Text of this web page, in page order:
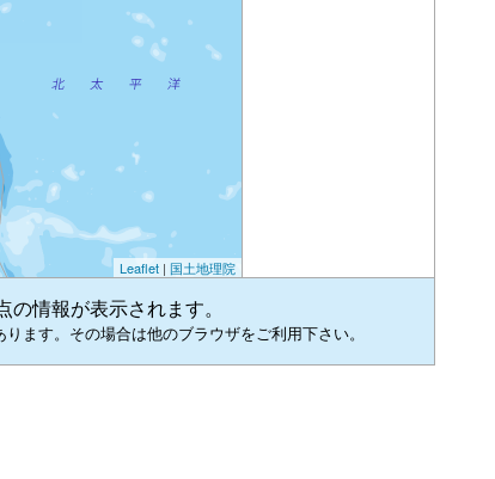
Leaflet | 国土地理院
情報が表示されます。
ます。その場合は他のブラウザをご利用下さい。